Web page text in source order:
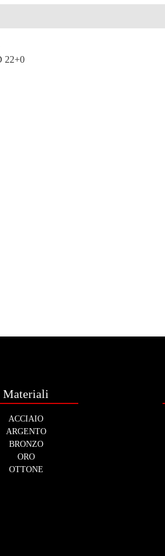
22+0
Materiali
ACCIAIO
ARGENTO
BRONZO
ORO
OTTONE